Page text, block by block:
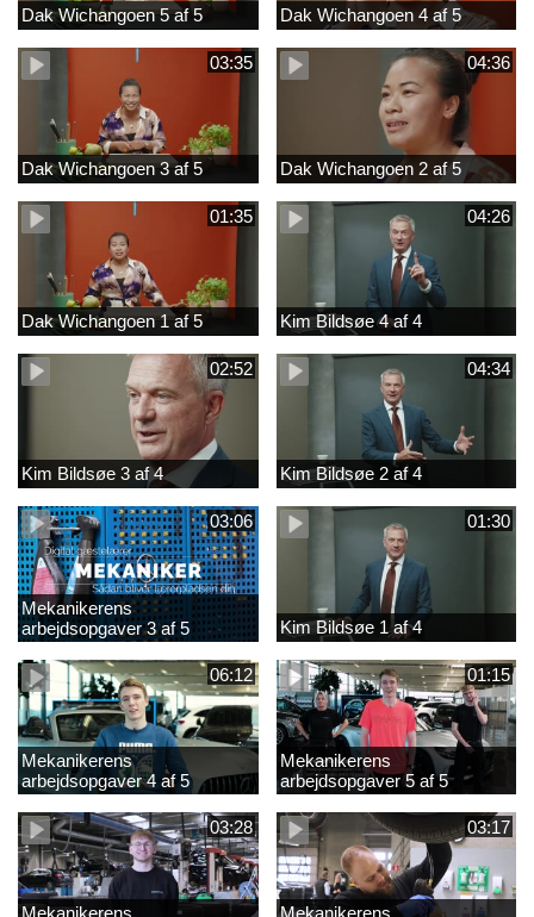
Dak Wichangoen 5 af 5 Dak Wichangoen 4 af 5
03:35
Dak Wichangoen 3 af 5
04:36
Dak Wichangoen 2 af 5
01:35
Dak Wichangoen 1 af 5
04:26
Kim Bildsøe 4 af 4
02:52
Kim Bildsøe 3 af 4
04:34
Kim Bildsøe 2 af 4
03:06
Mekanikerens
arbejdsopgaver 3 af 5
(lærepladssøgning)
01:30
Kim Bildsøe 1 af 4
06:12
Mekanikerens
arbejdsopgaver 4 af 5
(Frederik Vesti)
01:15
Mekanikerens
arbejdsopgaver 5 af 5
(Frederik Vesti)
03:28
03:17